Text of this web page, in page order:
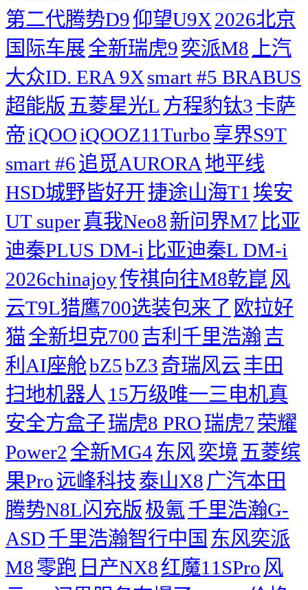
第二代腾势D9仰望U9X2026北京
国际车展全新瑞虎9奕派M8 上汽
大众ID. ERA 9Xsmart #5 BRABUS
超能版 五菱星光L 方程豹钛3卡萨
帝iQOOiQOOZ11Turbo享界S9T
smart #6追觅AURORA 地平线
HSD城野皆好开捷途山海T1 埃安
UT super真我Neo8新问界M7 比亚
迪秦PLUS DM-i 比亚迪秦L DM-i
2026chinajoy传祺向往M8乾崑 风
云T9L猎鹰700选装包来了 欧拉好
猫全新坦克700吉利千里浩瀚吉
利AI座舱bZ5bZ3奇瑞风云丰田
扫地机器人 15万级唯一三电机真
安全方盒子瑞虎8 PRO瑞虎7荣耀
Power2 全新MG4 东风奕境 五菱缤
果Pro远峰科技泰山X8 广汽本田
腾势N8L闪充版极氪千里浩瀚G-
ASD千里浩瀚智行中国 东风奕派
M8零跑 日产NX8红魔11SPro 风